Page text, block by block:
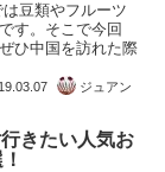
豆類やフルーツ
す。そこで今回
ひ中国を訪れた際
ジュアン
きたい人気お